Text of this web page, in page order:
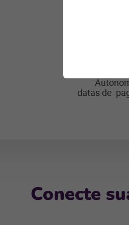
datas de
Conecte